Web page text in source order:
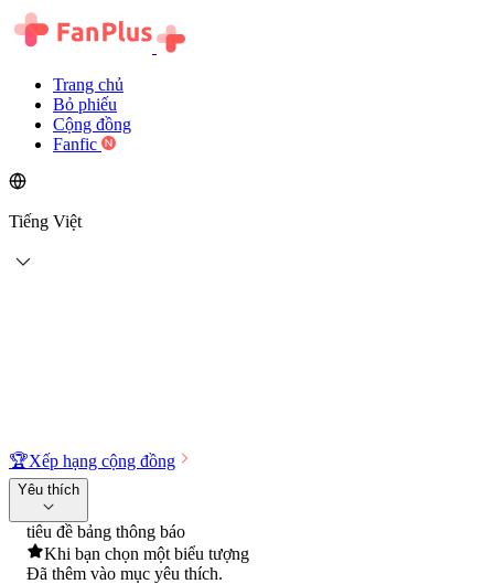
Trang chủ
Bỏ phiếu
Cộng đồng
Fanfic
Tiếng Việt
🏆Xếp hạng cộng đồng
Yêu thích
tiêu đề bảng thông báo
Khi bạn chọn một biểu tượng
Đã thêm vào mục yêu thích.